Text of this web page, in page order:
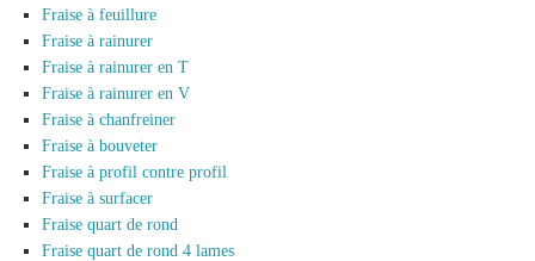
Fraise à feuillure
Fraise à rainurer
Fraise à rainurer en T
Fraise à rainurer en V
Fraise à chanfreiner
Fraise à bouveter
Fraise à profil contre profil
Fraise à surfacer
Fraise quart de rond
Fraise quart de rond 4 lames